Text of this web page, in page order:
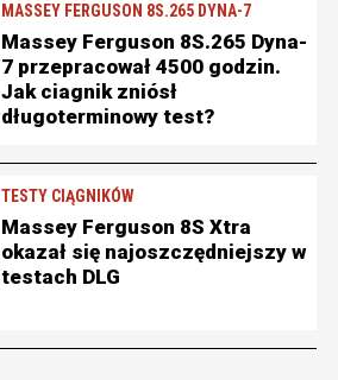
MASSEY FERGUSON 8S.265 DYNA-7
Massey Ferguson 8S.265 Dyna-
7 przepracował 4500 godzin.
Jak ciagnik zniósł
długoterminowy test?
TESTY CIĄGNIKÓW
Massey Ferguson 8S Xtra
okazał się najoszczędniejszy w
testach DLG